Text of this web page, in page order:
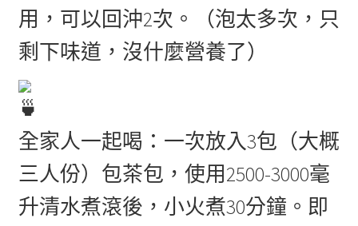
用，可以回沖2次。（泡太多次，只
剩下味道，沒什麼營養了）
全家人一起喝：一次放入3包（大概
三人份）包茶包，使用2500-3000毫
升清水煮滾後，小火煮30分鐘。即